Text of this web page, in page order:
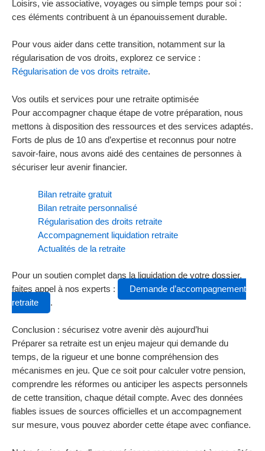
Loisirs, vie associative, voyages ou simple temps pour soi :
ces éléments contribuent à un épanouissement durable.
Pour vous aider dans cette transition, notamment sur la
régularisation de vos droits, explorez ce service :
Régularisation de vos droits retraite.
Vos outils et services pour une retraite optimisée
Pour accompagner chaque étape de votre préparation, nous
mettons à disposition des ressources et des services adaptés.
Forts de plus de 10 ans d’expertise et reconnus pour notre
savoir-faire, nous avons aidé des centaines de personnes à
sécuriser leur avenir financier.
Bilan retraite gratuit
Bilan retraite personnalisé
Régularisation des droits retraite
Accompagnement liquidation retraite
Actualités de la retraite
Pour un soutien complet dans la liquidation de votre dossier,
faites appel à nos experts :
Demande d’accompagnement
retraite
.
Conclusion : sécurisez votre avenir dès aujourd’hui
Préparer sa retraite est un enjeu majeur qui demande du
temps, de la rigueur et une bonne compréhension des
mécanismes en jeu. Que ce soit pour calculer votre pension,
comprendre les réformes ou anticiper les aspects personnels
de cette transition, chaque détail compte. Avec des données
fiables issues de sources officielles et un accompagnement
sur mesure, vous pouvez aborder cette étape avec confiance.